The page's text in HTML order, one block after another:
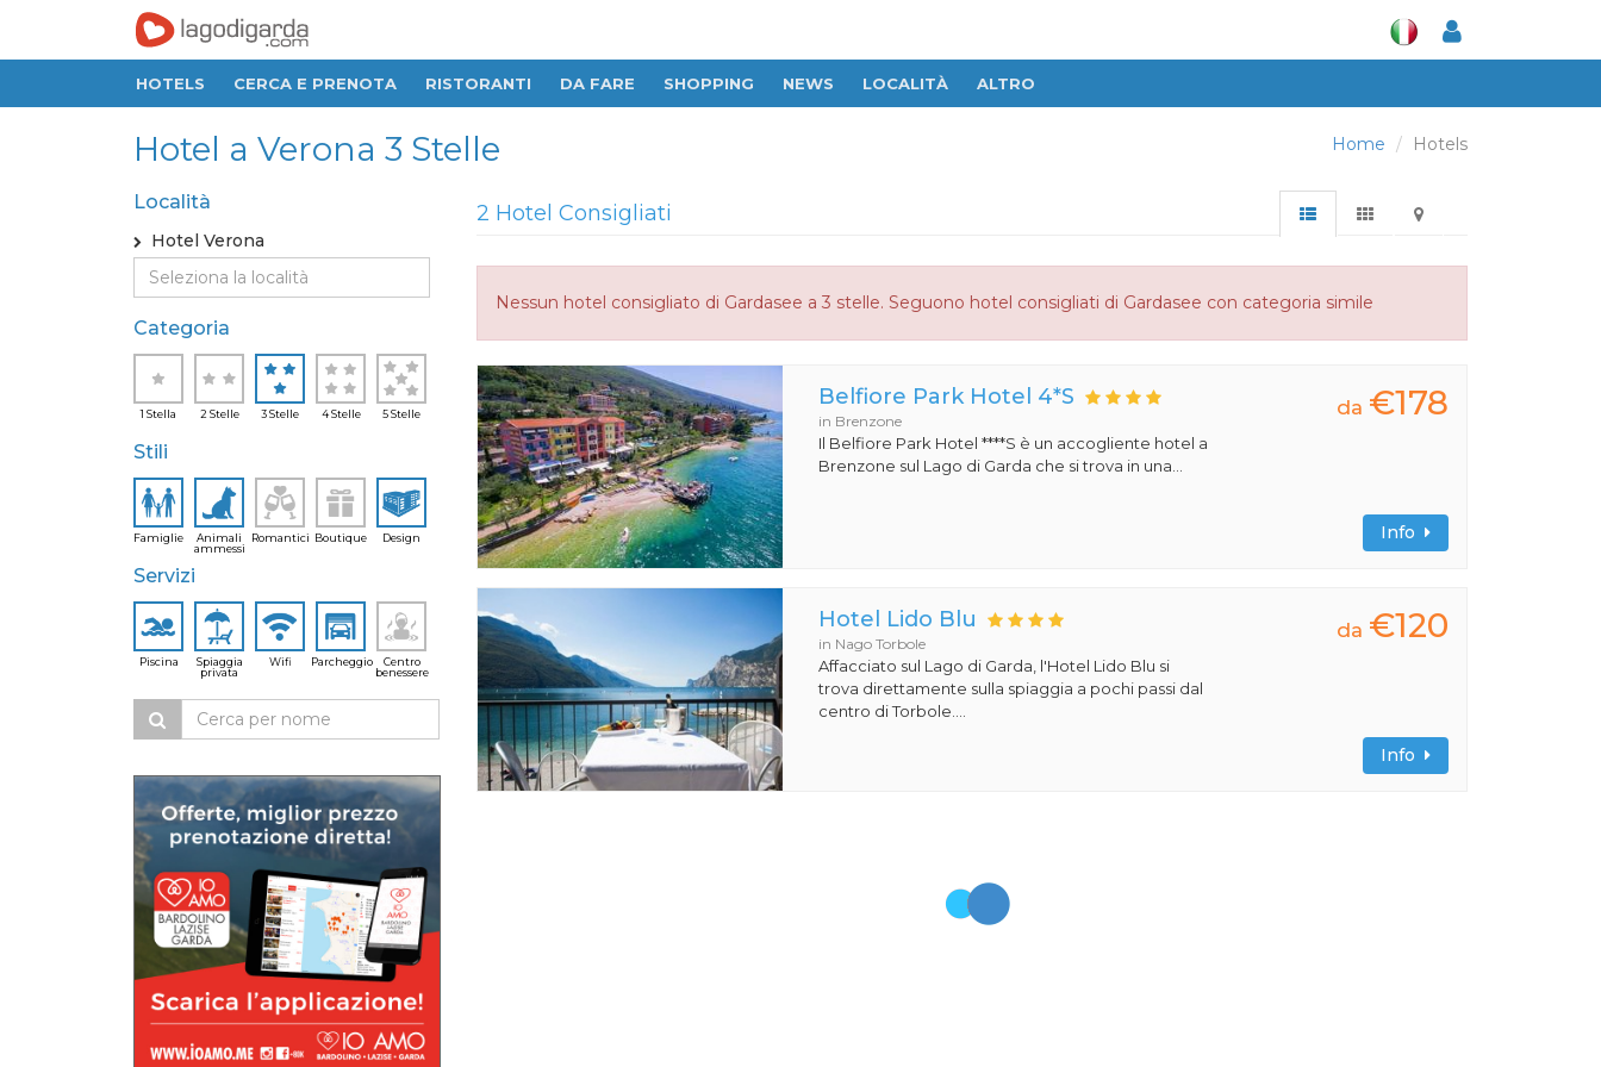
HOTELS CERCA E PRENOTA RISTORANTI DA FARE SHOPPING NEWS LOCALITÀ ALTRO
Home Hotels
Hotel a Verona 3 Stelle
Località
Hotel Verona
Categoria
1 Stella 2 Stelle 3 Stelle 4 Stelle 5 Stelle
Stili
Famiglie
Animali
ammessi
Romantici Boutique Design
Servizi
Piscina
Spiaggia
privata
Wifi Parcheggio
Centro
benessere
2 Hotel Consigliati
Nessun hotel consigliato di Gardasee a 3 stelle. Seguono hotel consigliati di Gardasee con categoria simile
Belfiore Park Hotel 4*S
in Brenzone
Il Belfiore Park Hotel ****S è un accogliente hotel a
Brenzone sul Lago di Garda che si trova in una...
da €178
Info
Hotel Lido Blu
in Nago Torbole
Affacciato sul Lago di Garda, l'Hotel Lido Blu si
trova direttamente sulla spiaggia a pochi passi dal
centro di Torbole....
da €120
Info